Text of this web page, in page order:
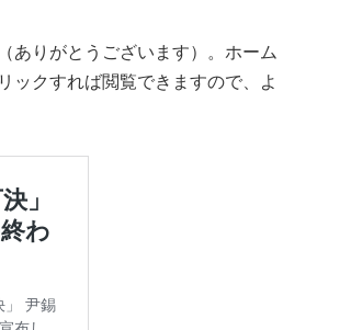
ありがとうございます）。ホーム
ックすれば閲覧できますので、よ